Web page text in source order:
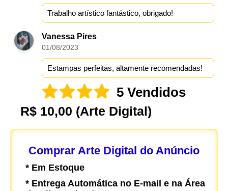
Trabalho artístico fantástico, obrigado!
Vanessa Pires
01/08/2023
Estampas perfeitas, altamente recomendadas!
5 Vendidos
R$ 10,00 (Arte Digital)
Comprar Arte Digital do Anúncio
* Em Estoque
* Entrega Automática no E-mail e na Área